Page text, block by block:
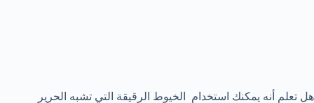
هل تعلم أنه يمكنك استخدام الخيوط الرقيقة التي تشبه الحرير